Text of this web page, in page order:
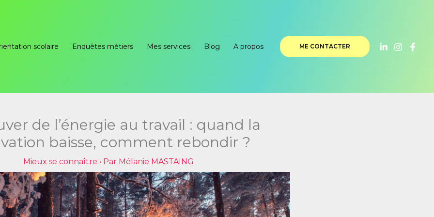
scolaire Enquêtes métiers Mes services Blog A propos ME CONTACTER
de l’énergie au travail : quand la
baisse, comment rebondir ?
Mieux se connaître • Par Mélanie MASTAING